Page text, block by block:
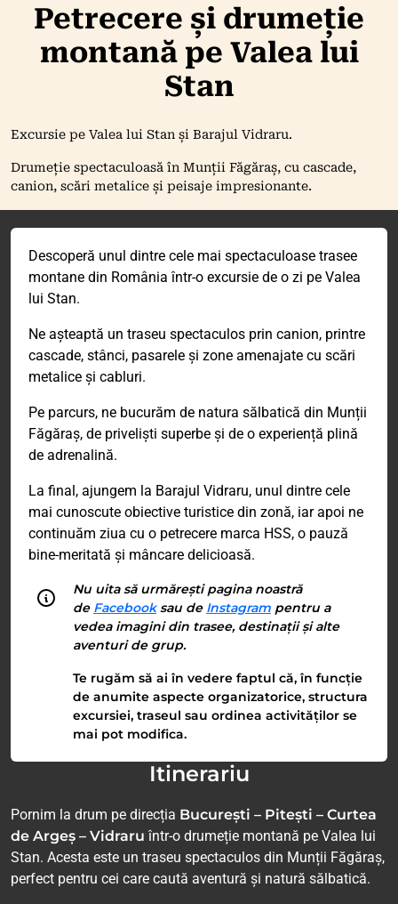
Petrecere și drumeție
montană pe Valea lui
Stan
Excursie pe Valea lui Stan și Barajul Vidraru.
Drumeție spectaculoasă în Munții Făgăraș, cu cascade,
canion, scări metalice și peisaje impresionante.
Descoperă unul dintre cele mai spectaculoase trasee
montane din România într-o excursie de o zi pe Valea
lui Stan.
Ne așteaptă un traseu spectaculos prin canion, printre
cascade, stânci, pasarele și zone amenajate cu scări
metalice și cabluri.
Pe parcurs, ne bucurăm de natura sălbatică din Munții
Făgăraș, de priveliști superbe și de o experiență plină
de adrenalină.
La final, ajungem la Barajul Vidraru, unul dintre cele
mai cunoscute obiective turistice din zonă, iar apoi ne
continuăm ziua cu o petrecere marca HSS, o pauză
bine-meritată și mâncare delicioasă.
Nu uita să urmărești pagina noastră
de Facebooksau de Instagram pentru a
vedea imagini din trasee, destinații și alte
aventuri de grup.
Te rugăm să ai în vedere faptul că, în funcție
de anumite aspecte organizatorice, structura
excursiei, traseul sau ordinea activităților se
mai pot modifica.
Itinerariu
Pornim la drum pe direcția București – Pitești – Curtea
de Argeș – Vidraru într-o drumeție montană pe Valea lui
Stan. Acesta este un traseu spectaculos din Munții Făgăraș,
perfect pentru cei care caută aventură și natură sălbatică.